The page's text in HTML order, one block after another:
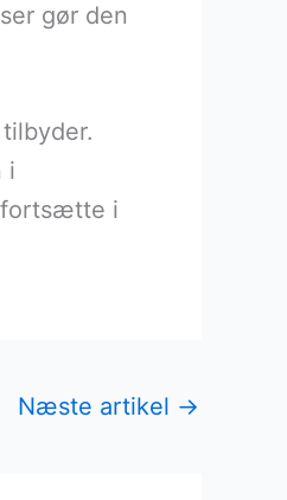
gør den
i
fortsætte i
Næste artikel →